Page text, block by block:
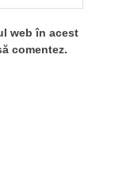
web în acest
comentez.